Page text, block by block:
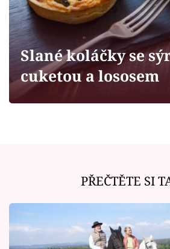
Sledujte prima+
Filmový festival Karlovy
Pořady
Sledujte nás
Slané koláčky se
cuketou a lososem
PŘEČTĚTE SI